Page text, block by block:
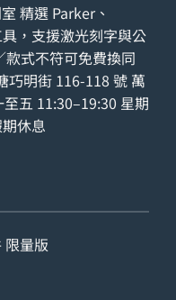
精選 Parker、
，支援激光刻字與公
式不符可免費換同
巧明街 116-118 號 萬
五 11:30–19:30 星期
休息
限量版